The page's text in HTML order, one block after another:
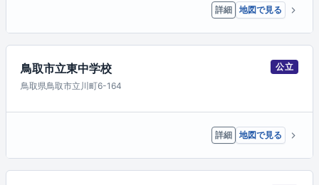
詳細 地図で見る
鳥取市立東中学校
公立
鳥取県鳥取市立川町6-164
詳細 地図で見る